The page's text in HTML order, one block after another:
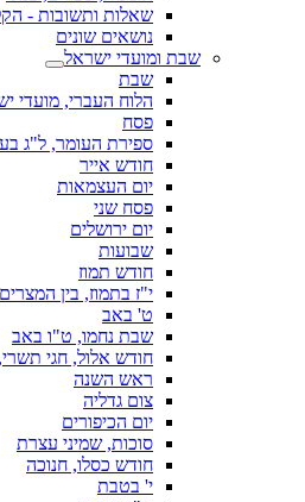
שאלות ותשובות -
נושאים שונים
שבת ומועדי ישראל
שבת
הלוח העברי, מועדי
פסח
ספירת העומר, ל"ג
חודש אייר
יום העצמאות
פסח שני
יום ירושלים
שבועות
חודש תמוז
י"ז בתמוז, בין המצרים
ט' באב
שבת נחמו, ט"ו באב
חודש אלול, חגי
ראש השנה
צום גדליה
יום הכיפורים
סוכות, שמיני עצרת
חודש כסלו, חנוכה
י' בטבת